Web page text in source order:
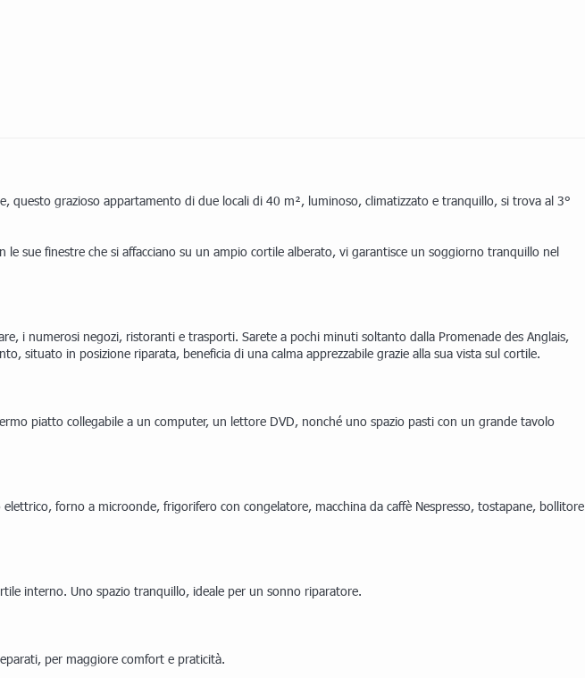
questo grazioso appartamento di due locali di 40 m², luminoso, climatizzato e tranquillo, si trova al 3°
sue finestre che si affacciano su un ampio cortile alberato, vi garantisce un soggiorno tranquillo nel
i numerosi negozi, ristoranti e trasporti. Sarete a pochi minuti soltanto dalla Promenade des Anglais,
situato in posizione riparata, beneficia di una calma apprezzabile grazie alla sua vista sul cortile.
piatto collegabile a un computer, un lettore DVD, nonché uno spazio pasti con un grande tavolo
forno a microonde, frigorifero con congelatore, macchina da caffè Nespresso, tostapane, bollitore
interno. Uno spazio tranquillo, ideale per un sonno riparatore.
per maggiore comfort e praticità.